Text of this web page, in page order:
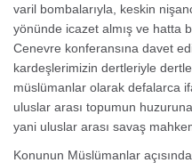
varil bombalarıyla, keskin
yönünde icazet almış ve hatta
Cenevre konferansına davet
kardeşlerimizin dertleriyle
müslümanlar olarak defalarca
uluslar arası topumun
yani uluslar arası savaş
Konunun Müslümanlar